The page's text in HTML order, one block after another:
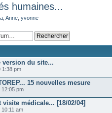
humaines...
Anne yvonne
version du site...
1:38 pm
15 nouvelles mesure
12:05 pm
médicale... [18/02/04]
am